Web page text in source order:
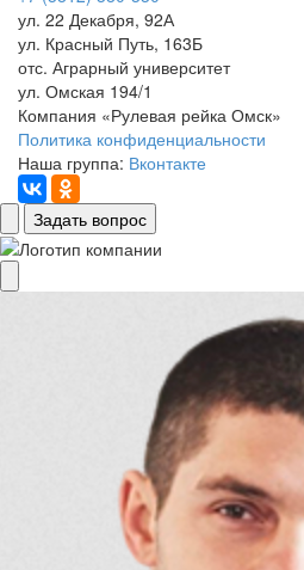
ул. 22 Декабря, 92А
ул. Красный Путь, 163Б
отс. Аграрный университет
ул. Омская 194/1
Компания «Рулевая рейка Омск»
Политика конфиденциальности
Наша группа: Вконтакте
Задать вопрос